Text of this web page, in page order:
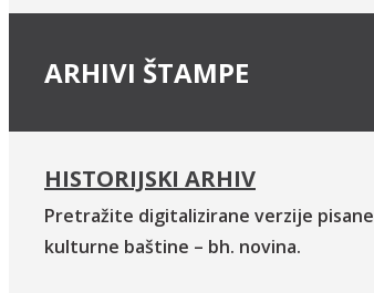
ARHIVI ŠTAMPE
HISTORIJSKI ARHIV
Pretražite digitalizirane verzije pisane
kulturne baštine – bh. novina.